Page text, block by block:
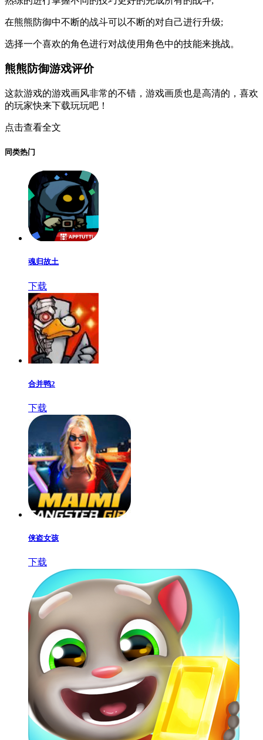
在熊熊防御中不断的战斗可以不断的对自己进行升级;
选择一个喜欢的角色进行对战使用角色中的技能来挑战。
熊熊防御游戏评价
这款游戏的游戏画风非常的不错，游戏画质也是高清的，喜欢
的玩家快来下载玩玩吧！
点击查看全文
同类热门
魂归故土
下载
合并鸭2
下载
侠盗女孩
下载